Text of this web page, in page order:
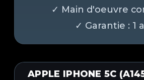
APPLE IPHONE 5C